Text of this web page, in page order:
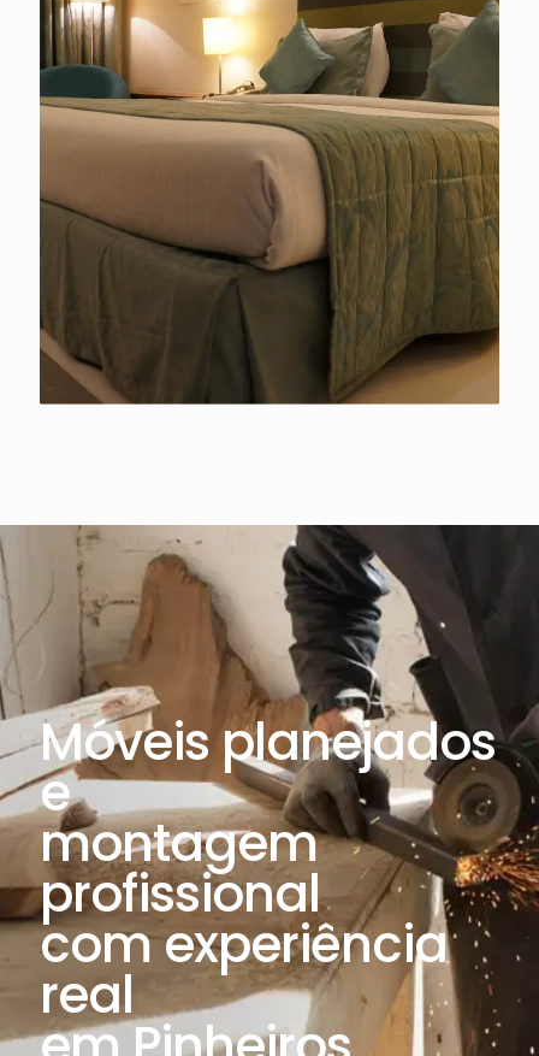
Móveis planejados
e
montagem
profissional
com experiência
real